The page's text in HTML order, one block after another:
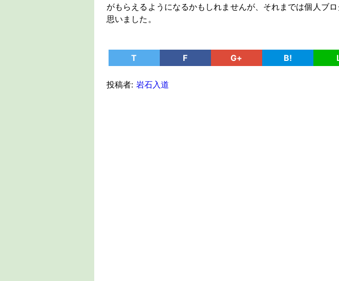
がもらえるようになるかもしれませんが、それまでは個人ブ
思いました。
T F G+ B!
投稿者: 岩石入道